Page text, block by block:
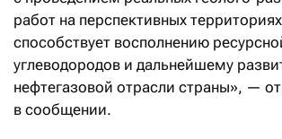
работ на перспективных
способствует восполнению
углеводородов и дальнейшему
нефтегазовой отрасли страны», —
в сообщении.